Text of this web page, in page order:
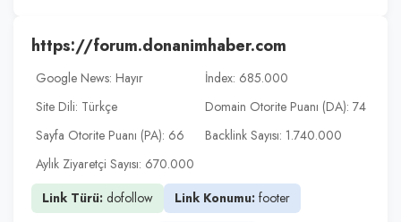
https://forum.donanimhaber.com
Google News: Hayır
İndex: 685.000
Site Dili: Türkçe
Domain Otorite Puanı (DA): 74
Sayfa Otorite Puanı (PA): 66
Backlink Sayısı: 1.740.000
Aylık Ziyaretçi Sayısı: 670.000
Link Türü: dofollow Link Konumu: footer